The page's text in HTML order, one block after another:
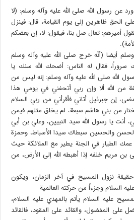
عن رسول الله صلى الله عليه وآله وسلم: (لا
الحق ظاهرين إلى يوم القيامة، قال: فينزل
أميرهم: تعال صل بنا، فيقول: لا، إن بعضكم
أيضا (أنّه خرج صلى الله عليه وآله وسلم
فقال له الناس: أضحك الله سنك يا
الله صلى الله عليه وآله وسلم: إنه ليس من
من الله ألا وإن ربي أتحفني في يومي هذا
إن جبرئيل أتاني فأقرأني من ربي السلام
من بني هاشم سبعة، لم يخلق مثلهم فيمن
يا رسول الله سيد النبيين، وعلي بن أبي
والحسين سبطاك سيدا الأسباط، وحمزة
الطيار في الجنة يطير مع الملائكة حيث
بن مريم خلفه إذا أهبطه الله إلى الأرض، من
حقيقة نزول المسيح في آخر الزمان، ويكون
السلام وجزءاً من حركته العالمية
عليه السلام يأتم بالمهدي عليه السلام،
على المفضول، والقائد على المقود، فالقائد